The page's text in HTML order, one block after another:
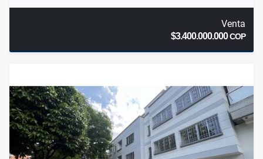
Venta
$3.400.000.000COP